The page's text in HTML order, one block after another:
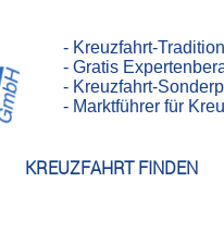
KREUZFAHRT FINDEN
- Kreuzfahrt-
- Gratis
- Kreuzfahrt-
- Marktführer für